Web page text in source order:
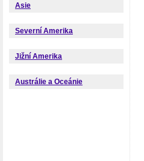
Asie
Severní Amerika
Jižní Amerika
Austrálie a Oceánie